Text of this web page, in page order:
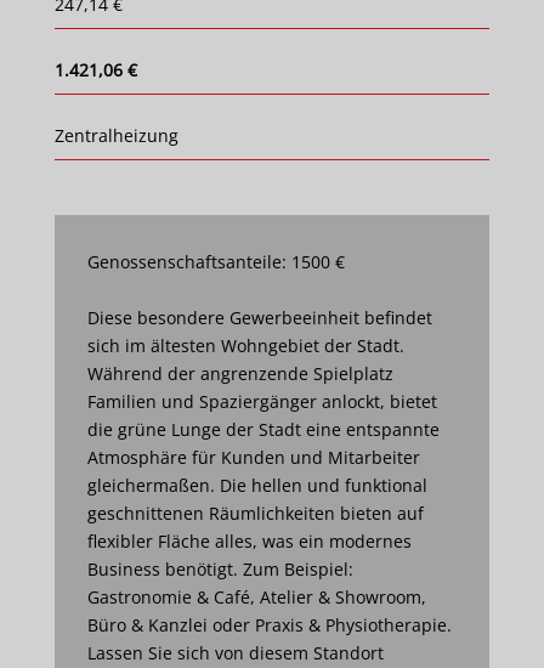
247,14 €
1.421,06 €
Zentralheizung
Genossenschaftsanteile: 1500 €
Diese besondere Gewerbeeinheit befindet
sich im ältesten Wohngebiet der Stadt.
Während der angrenzende Spielplatz
Familien und Spaziergänger anlockt, bietet
die grüne Lunge der Stadt eine entspannte
Atmosphäre für Kunden und Mitarbeiter
gleichermaßen. Die hellen und funktional
geschnittenen Räumlichkeiten bieten auf
flexibler Fläche alles, was ein modernes
Business benötigt. Zum Beispiel:
Gastronomie & Café, Atelier & Showroom,
Büro & Kanzlei oder Praxis & Physiotherapie.
Lassen Sie sich von diesem Standort